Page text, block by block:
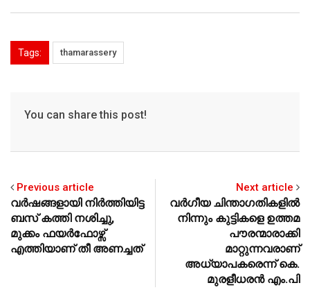
at
s
A
p
c
e
b
o
ai
l
tt
er
ar
Tags: thamarassery
You can share this post!
Previous article
വര്‍ഷങ്ങളായി നിര്‍ത്തിയിട്ട
ബസ് കത്തി നശിച്ചു,
മുക്കം ഫയര്‍ഫോഴ്സ്
എത്തിയാണ് തീ അണച്ചത്
Next article
വര്‍ഗീയ ചിന്താഗതികളില്‍
നിന്നും കുട്ടികളെ ഉത്തമ
പൗരന്മാരാക്കി
മാറ്റുന്നവരാണ്
അധ്യാപകരെന്ന് കെ.
മുരളീധരന്‍ എം.പി